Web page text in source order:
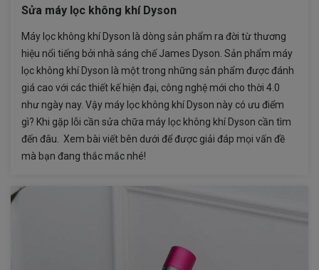
Sửa máy lọc không khí Dyson
Máy lọc không khí Dyson là dòng sản phẩm ra đời từ thương
hiệu nổi tiếng bởi nhà sáng chế James Dyson. Sản phẩm máy
lọc không khí Dyson là một trong những sản phẩm được đánh
giá cao với các thiết kế hiện đại, công nghệ mới cho thời 4.0
như ngày nay. Vậy máy lọc không khí Dyson này có ưu điểm
gì? Khi gặp lỗi cần sửa chữa máy lọc không khí Dyson cần tìm
đến đâu. Xem bài viết bên dưới để được giải đáp mọi vấn đề
mà bạn đang thắc mắc nhé!